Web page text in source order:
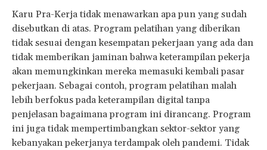
Karu Pra-Kerja tidak menawarkan apa pun yang sudah
disebutkan di atas. Program pelatihan yang diberikan
tidak sesuai dengan kesempatan pekerjaan yang ada dan
tidak memberikan jaminan bahwa keterampilan pekerja
akan memungkinkan mereka memasuki kembali pasar
pekerjaan. Sebagai contoh, program pelatihan malah
lebih berfokus pada keterampilan digital tanpa
penjelasan bagaimana program ini dirancang. Program
ini juga tidak mempertimbangkan sektor-sektor yang
kebanyakan pekerjanya terdampak oleh pandemi. Tidak